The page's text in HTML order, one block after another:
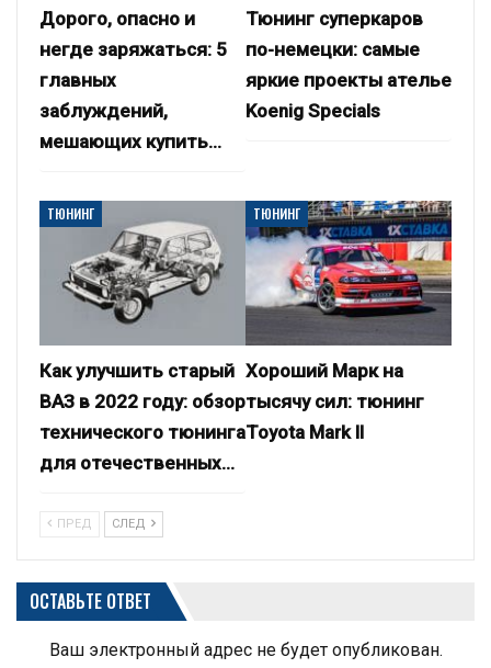
Дорого, опасно и
негде заряжаться: 5
главных
заблуждений,
мешающих купить…
Тюнинг суперкаров
по-немецки: самые
яркие проекты ателье
Koenig Specials
ТЮНИНГ
Как улучшить старый
ВАЗ в 2022 году: обзор
технического тюнинга
для отечественных…
ТЮНИНГ
Хороший Марк на
тысячу сил: тюнинг
Toyota Mark II
ПРЕД СЛЕД
ОСТАВЬТЕ ОТВЕТ
Ваш электронный адрес не будет опубликован.